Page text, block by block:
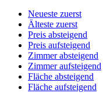
Neueste zuerst
Älteste zuerst
Preis absteigend
Preis aufsteigend
Zimmer absteigend
Zimmer aufsteigend
Fläche absteigend
Fläche aufsteigend